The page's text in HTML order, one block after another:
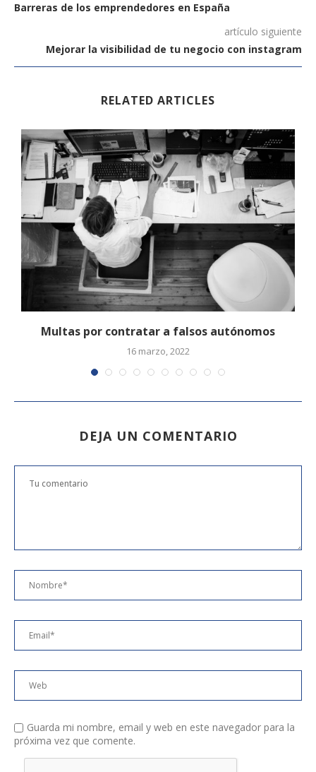
Barreras de los emprendedores en España
artículo siguiente
Mejorar la visibilidad de tu negocio con instagram
RELATED ARTICLES
Multas por contratar a falsos autónomos
16 marzo, 2022
DEJA UN COMENTARIO
Guarda mi nombre, email y web en este navegador para la
próxima vez que comente.